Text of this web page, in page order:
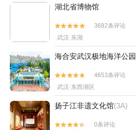
湖北省博物馆


3682条评论
武汉·东湖
海合安武汉极地海洋公园


4653条评论
武汉·东西湖区
扬子江非遗文化馆(3A)

 0条评论